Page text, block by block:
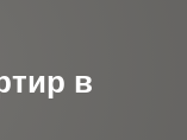
в